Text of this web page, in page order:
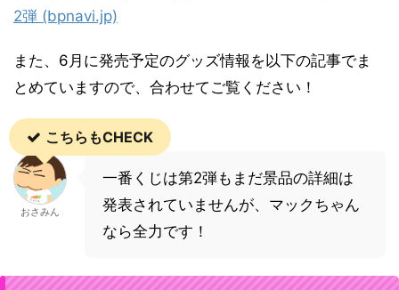
2弾 (bpnavi.jp)
また、6月に発売予定のグッズ情報を以下の記事でま
とめていますので、合わせてご覧ください！
こちらもCHECK
おさみん
一番くじは第2弾もまだ景品の詳細は
発表されていませんが、マックちゃん
なら全力です！